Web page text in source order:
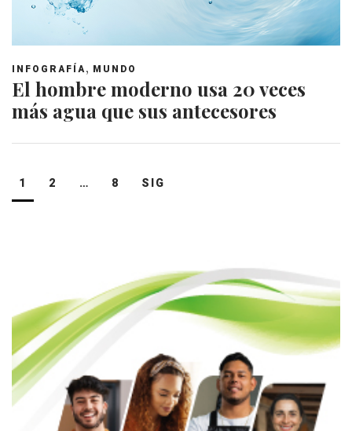
INFOGRAFÍA, MUNDO
El hombre moderno usa 20 veces
más agua que sus antecesores
Navegación
de
1 2 … 8 SIG